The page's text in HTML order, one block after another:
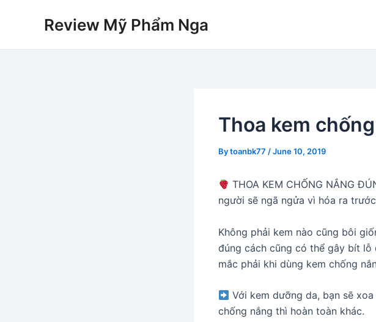
Review Mỹ Phẩm Nga
Thoa kem
Bytoanbk77 /June 10, 2019
THOA KEM CHỐNG NẮNG
người sẽ ngã ngửa vì hóa ra
Không phải kem nào cũng bôi
đúng cách cũng có thể gây bít lỗ
mắc phải khi dùng kem chống
Với kem dưỡng da, bạn sẽ
chống nắng thì hoàn toàn khác.